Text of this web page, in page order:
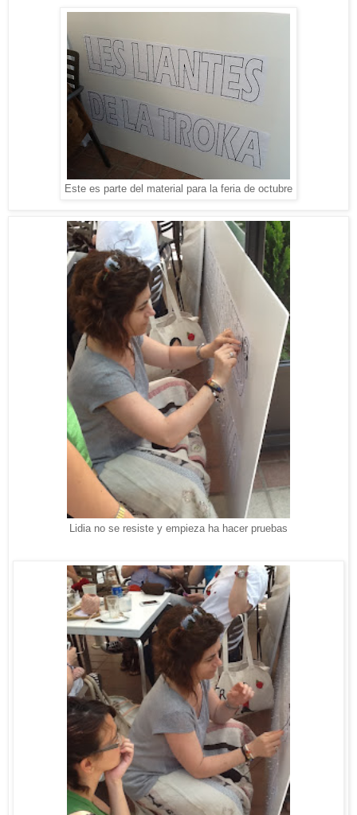
Este es parte del material para la feria de octubre
Lidia no se resiste y empieza ha hacer pruebas